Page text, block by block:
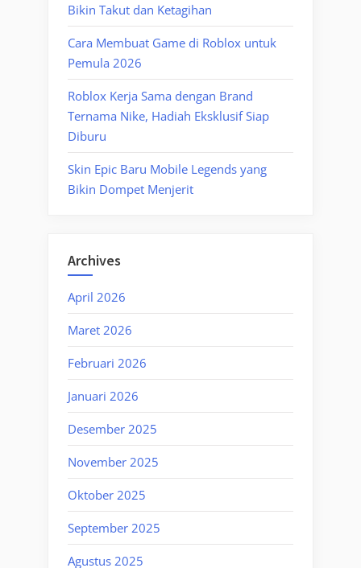
Bikin Takut dan Ketagihan
Cara Membuat Game di Roblox untuk
Pemula 2026
Roblox Kerja Sama dengan Brand
Ternama Nike, Hadiah Eksklusif Siap
Diburu
Skin Epic Baru Mobile Legends yang
Bikin Dompet Menjerit
Archives
April 2026
Maret 2026
Februari 2026
Januari 2026
Desember 2025
November 2025
Oktober 2025
September 2025
Agustus 2025